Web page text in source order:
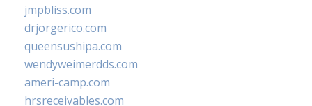
jmpbliss.com
drjorgerico.com
queensushipa.com
wendyweimerdds.com
ameri-camp.com
hrsreceivables.com